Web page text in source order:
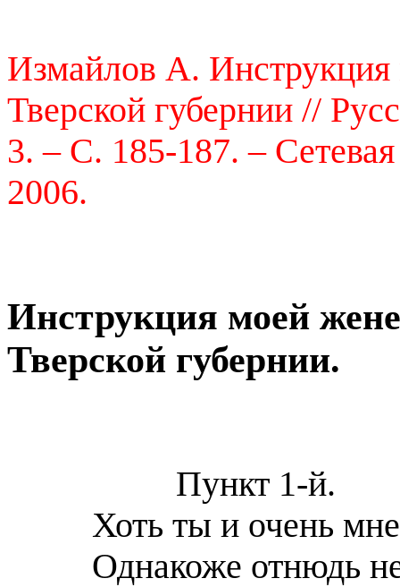
Измайлов А. Инструкция
Тверской губернии //
3. – С. 185-187. –
2006.
Инструкция моей
Тверской губернии.
Пункт 1-й.
Хоть ты и очень
Однакоже отнюдь